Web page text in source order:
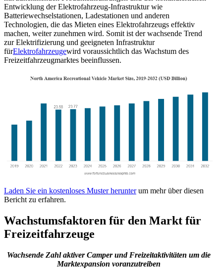
Entwicklung der Elektrofahrzeug-Infrastruktur wie
Batteriewechselstationen, Ladestationen und anderen
Technologien, die das Mieten eines Elektrofahrzeugs effektiv
machen, weiter zunehmen wird. Somit ist der wachsende Trend
zur Elektrifizierung und geeigneten Infrastruktur
fürElektrofahrzeugewird voraussichtlich das Wachstum des
Freizeitfahrzeugmarktes beeinflussen.
Laden Sie ein kostenloses Muster herunterum mehr über diesen
Bericht zu erfahren.
Wachstumsfaktoren für den Markt für
Freizeitfahrzeuge
Wachsende Zahl aktiver Camper und Freizeitaktivitäten um die
Marktexpansion voranzutreiben